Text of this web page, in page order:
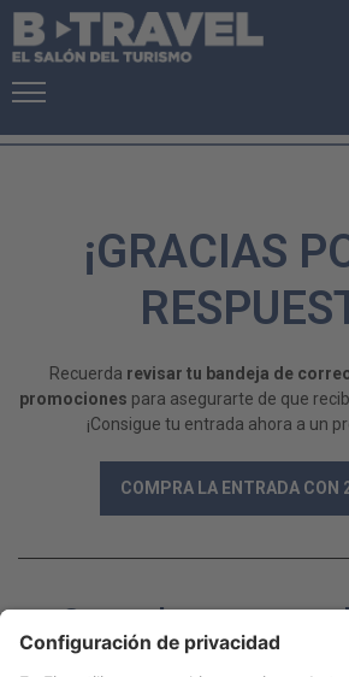
¡GRACIAS
Recuerda revisar tu bandeja de
promociones para asegurarte de que
¡Consigue tu entrada ahora a un
COMPRA LA ENTRADA CON
¡Ganas de contarte
espera en B-Travel